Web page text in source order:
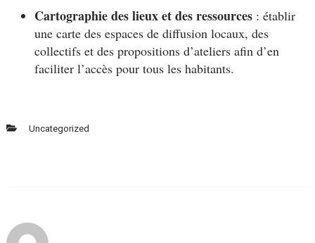
Cartographie des lieux et des ressources: établir
une carte des espaces de diffusion locaux, des
collectifs et des propositions d’ateliers afin d’en
faciliter l’accès pour tous les habitants.
Uncategorized